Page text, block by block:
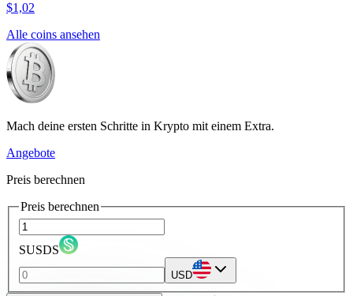
$1,02
Alle coins ansehen
Mach deine ersten Schritte in Krypto mit einem Extra.
Angebote
Preis berechnen
Preis berechnen
SUSDS
USD